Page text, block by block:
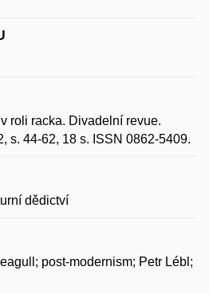
roli racka. Divadelní revue.
s. 44-62, 18 s. ISSN 0862-5409.
dědictví
post-modernism; Petr Lébl;